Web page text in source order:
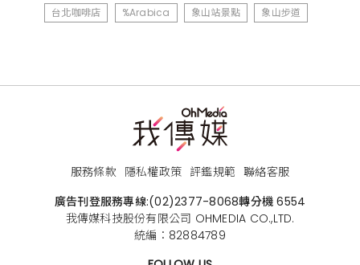
台北咖啡店 %Arabica 象山站景點 象山步道
服務條款 隱私權政策 評鑑規範 聯絡客服
廣告刊登服務專線:(02)2377-8068轉分機 6554
我傳媒科技股份有限公司 OHMEDIA CO.,LTD.
統編：82884789